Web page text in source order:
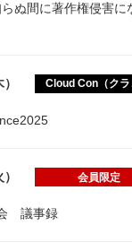
ぬ間に著作権侵害
Cloud Con（クラ
会員限定
議事録